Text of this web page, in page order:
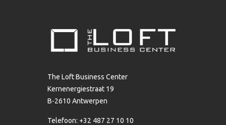
The Loft Business Center
Kernenergiestraat 19
B-2610 Antwerpen
Telefoon: +32 487 27 10 10